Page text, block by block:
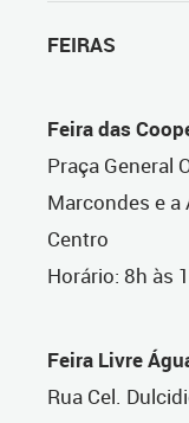
FEIRAS
Feira das
Praça General
Marcondes e a
Centro
Horário: 8h às
Feira Livre
Rua Cel.